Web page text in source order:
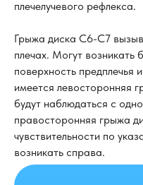
плечелучевого рефлекса.
Грыжа диска C6-C7
плечах. Могут
поверхность предплечья
имеется левосторонняя
будут наблюдаться с
правосторонняя грыжа
чувствительности по
возникать справа.